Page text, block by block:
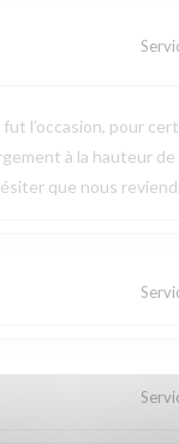
l’occasion, pour
à la hauteur
que nous